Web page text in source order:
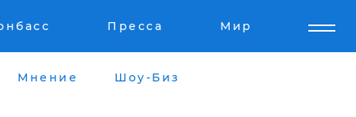
Пресса Мир
Мнение Шоу-Биз